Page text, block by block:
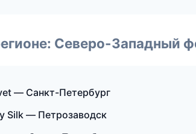
Северо-Западный
— Санкт-Петербург
Silk — Петрозаводск